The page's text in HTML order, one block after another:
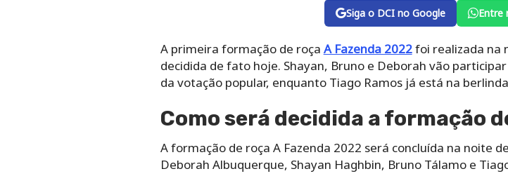
Siga o DCI no Google Entre
A primeira formação de roça A Fazenda 2022foi realizada na
decidida de fato hoje. Shayan, Bruno e Deborah vão
da votação popular, enquanto Tiago Ramos já está na
Como será decidida a formação
A formação de roça A Fazenda 2022 será concluída na noite
Deborah Albuquerque, Shayan Haghbin, Bruno Tálamo e